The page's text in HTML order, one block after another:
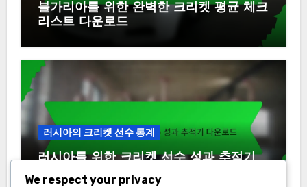
불가리아를 위한 완벽한 크리켓 평균 체크
리스트 다운로드
러시아의 크리켓 선수 통계
러시아를 위한 크리켓 선수 성과 추적기
다운로드
We respect your privacy